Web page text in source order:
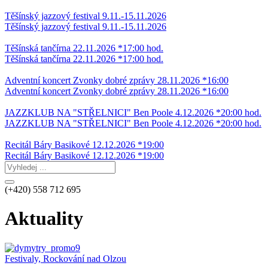
Těšínský jazzový festival 9.11.-15.11.2026
Těšínský jazzový festival 9.11.-15.11.2026
Těšínská tančírna 22.11.2026 *17:00 hod.
Těšínská tančírna 22.11.2026 *17:00 hod.
Adventní koncert Zvonky dobré zprávy 28.11.2026 *16:00
Adventní koncert Zvonky dobré zprávy 28.11.2026 *16:00
JAZZKLUB NA "STŘELNICI" Ben Poole 4.12.2026 *20:00 hod.
JAZZKLUB NA "STŘELNICI" Ben Poole 4.12.2026 *20:00 hod.
Recitál Báry Basikové 12.12.2026 *19:00
Recitál Báry Basikové 12.12.2026 *19:00
(+420) 558 712 695
Aktuality
Festivaly, Rockování nad Olzou